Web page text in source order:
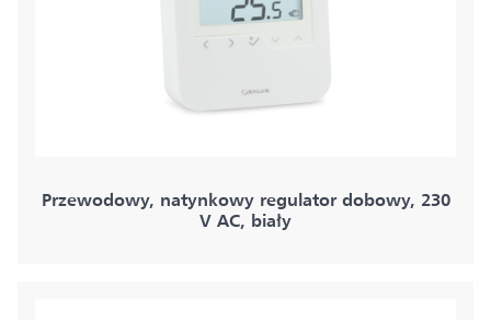
Przewodowy, natynkowy regulator dobowy, 230
V AC, biały